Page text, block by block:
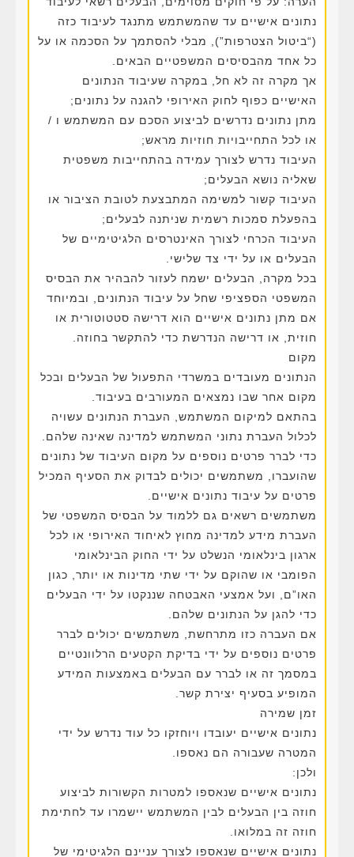
נתונים אישיים עד שהמשתמש מתנגד לעיבוד כזה
(“ביטול הצטרפות”), מבלי להסתמך על הסכמה או על
כל אחד מהבסיסים המשפטיים הבאים.
אך מקרה זה לא חל, במקרה שעיבוד הנתונים
האישיים כפוף לחוק האירופי להגנה על נתונים;
מתן נתונים נדרשים לביצוע הסכם עם המשתמש ו /
או לכל התחייבויות חוזיות מראש;
העיבוד נדרש לצורך עמידה בהתחייבות משפטית
שאליה נושא הבעלים;
העיבוד קשור למשימה המתבצעת לטובת הציבור או
בהפעלת סמכות רשמית שניתנה לבעלים;
העיבוד הכרחי לצורך האינטרסים הלגיטימיים של
הבעלים או על ידי צד שלישי.
בכל מקרה, הבעלים ישמח לעזור להבהיר את הבסיס
המשפטי הספציפי שחל על עיבוד הנתונים, ובמיוחד
אם מתן נתונים אישיים הוא דרישה סטטוטורית או
חוזית, או דרישה הנדרשת כדי להתקשר בחוזה.
מקום
הנתונים מעובדים במשרדי התפעול של הבעלים ובכל
מקום אחר שבו נמצאים המעורבים בעיבוד.
בהתאם למיקום המשתמש, העברת הנתונים עשויה
לכלול העברת נתוני המשתמש למדינה שאינה שלהם.
כדי לברר פרטים נוספים על מקום העיבוד של נתונים
שהועברו, משתמשים יכולים לבדוק את הסעיף המכיל
פרטים על עיבוד נתונים אישיים.
משתמשים רשאים גם ללמוד על הבסיס המשפטי של
העברת מידע למדינה מחוץ לאיחוד האירופי או לכל
ארגון בינלאומי הנשלט על ידי החוק הבינלאומי
הפומבי או שהוקם על ידי שתי מדינות או יותר, כגון
האו”ם, ועל אמצעי האבטחה שננקטו על ידי הבעלים
כדי להגן על הנתונים שלהם.
אם העברה כזו מתרחשת, משתמשים יכולים לברר
פרטים נוספים על ידי בדיקת הקטעים הרלוונטיים
במסמך זה או לברר עם הבעלים באמצעות המידע
המופיע בסעיף יצירת קשר.
זמן שמירה
נתונים אישיים יעובדו ויוחזקו כל עוד נדרש על ידי
המטרה שעבורה הם נאספו.
ולכן:
נתונים אישיים שנאספו למטרות הקשורות לביצוע
חוזה בין הבעלים לבין המשתמש יישמרו עד לחתימת
חוזה זה במלואו.
נתונים אישיים שנאספו לצורך עניינם הלגיטימי של